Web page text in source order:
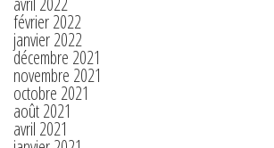
février 2022
janvier 2022
décembre 2021
novembre 2021
octobre 2021
août 2021
avril 2021